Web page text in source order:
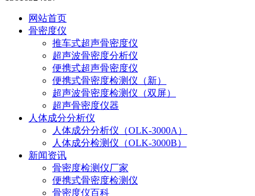
网站首页
骨密度仪
推车式超声骨密度仪
超声波骨密度分析仪
便携式超声骨密度仪
便携式骨密度检测仪（新）
超声波骨密度检测仪（双屏）
超声骨密度仪器
人体成分分析仪
人体成分分析仪（OLK-3000A）
人体成分检测仪（OLK-3000B）
新闻资讯
骨密度检测仪厂家
便携式骨密度检测仪
骨密度仪百科